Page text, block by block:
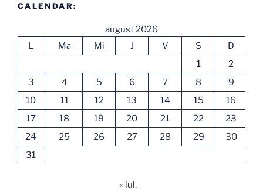
CALENDAR:
august 2026
L
Ma Mi J V S
D
1
2
3
4 5 6 7 8
9
10
11 12 13 14 15
16
17
18 19 20 21 22
23
24
25 26 27 28 29
30
31
« iul.